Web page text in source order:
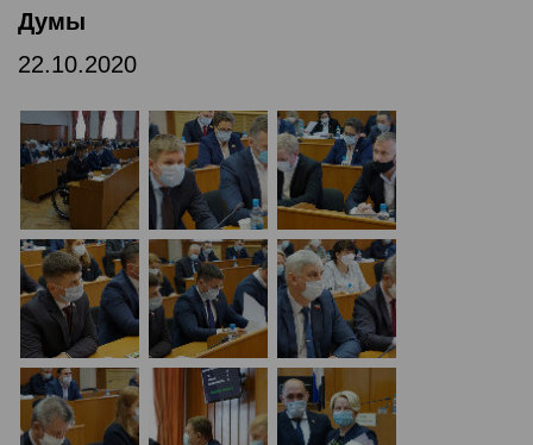
Думы
22.10.2020